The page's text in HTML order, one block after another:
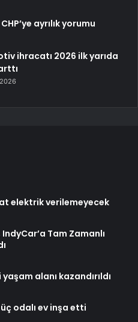
ayrılık yorumu
ihracatı 2026 ilk yarıda
elektrik verilemeyecek
Tam Zamanlı
alanı kazandırıldı
odalı ev inşa etti